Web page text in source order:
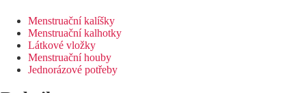
Menstruační kalíšky
Menstruační kalhotky
Látkové vložky
Menstruační houby
Jednorázové potřeby